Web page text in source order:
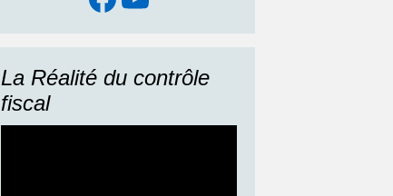
La Réalité du contrôle
fiscal